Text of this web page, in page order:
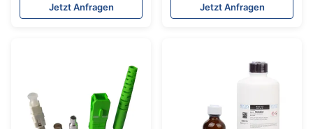
Abschwächer-hohen
Leistung UPC FC
Jetzt Anfragen
Puffer Ftth-
Transceiverkabel-
Jetzt Anfragen